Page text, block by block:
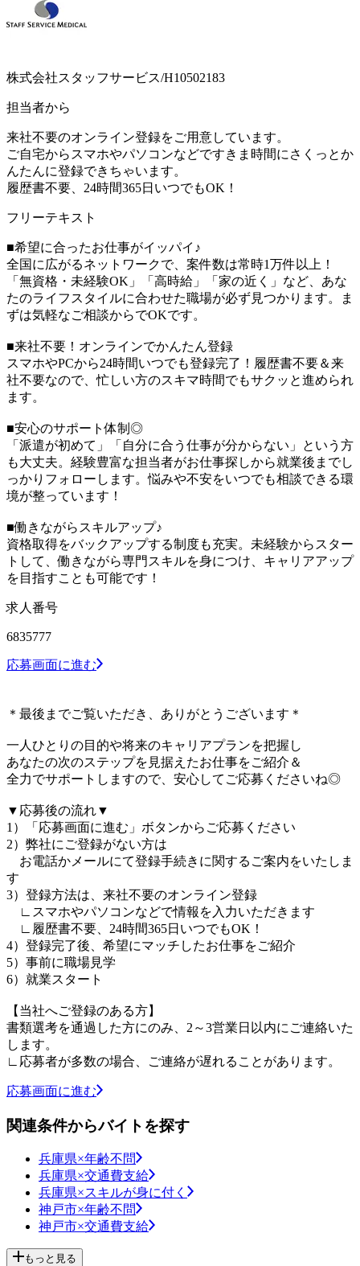
株式会社スタッフサービス/H10502183
担当者から
来社不要のオンライン登録をご用意しています。
ご自宅からスマホやパソコンなどですきま時間にさくっとか
んたんに登録できちゃいます。
履歴書不要、24時間365日いつでもOK！
フリーテキスト
■希望に合ったお仕事がイッパイ♪
全国に広がるネットワークで、案件数は常時1万件以上！
「無資格・未経験OK」「高時給」「家の近く」など、あな
たのライフスタイルに合わせた職場が必ず見つかります。ま
ずは気軽なご相談からでOKです。
■来社不要！オンラインでかんたん登録
スマホやPCから24時間いつでも登録完了！履歴書不要＆来
社不要なので、忙しい方のスキマ時間でもサクッと進められ
ます。
■安心のサポート体制◎
「派遣が初めて」「自分に合う仕事が分からない」という方
も大丈夫。経験豊富な担当者がお仕事探しから就業後までし
っかりフォローします。悩みや不安をいつでも相談できる環
境が整っています！
■働きながらスキルアップ♪
資格取得をバックアップする制度も充実。未経験からスター
トして、働きながら専門スキルを身につけ、キャリアアップ
を目指すことも可能です！
求人番号
6835777
応募画面に進む
＊最後までご覧いただき、ありがとうございます＊
一人ひとりの目的や将来のキャリアプランを把握し
あなたの次のステップを見据えたお仕事をご紹介＆
全力でサポートしますので、安心してご応募くださいね◎
▼応募後の流れ▼
1）「応募画面に進む」ボタンからご応募ください
2）弊社にご登録がない方は
お電話かメールにて登録手続きに関するご案内をいたしま
す
3）登録方法は、来社不要のオンライン登録
∟スマホやパソコンなどで情報を入力いただきます
∟履歴書不要、24時間365日いつでもOK！
4）登録完了後、希望にマッチしたお仕事をご紹介
5）事前に職場見学
6）就業スタート
【当社へご登録のある方】
書類選考を通過した方にのみ、2～3営業日以内にご連絡いた
します。
∟応募者が多数の場合、ご連絡が遅れることがあります。
応募画面に進む
関連条件からバイトを探す
兵庫県×年齢不問
兵庫県×交通費支給
兵庫県×スキルが身に付く
神戸市×年齢不問
神戸市×交通費支給
もっと見る